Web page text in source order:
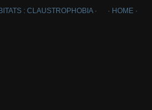
: CLAUSTROPHOBIA · · HOME ·